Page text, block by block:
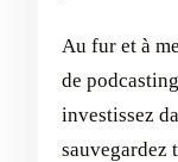
Au fur et à
de
investissez
sauvegardez